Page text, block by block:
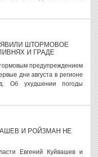
ШТОРМОВОЕ
И ГРАДЕ
предупреждением
дни августа в регионе
Об ухудшении погоды
И РОЙЗМАН НЕ
Евгений Куйвашев и